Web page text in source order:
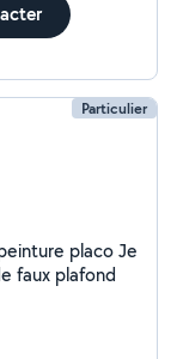
Particulier
de carrelage Pose de faux plafond